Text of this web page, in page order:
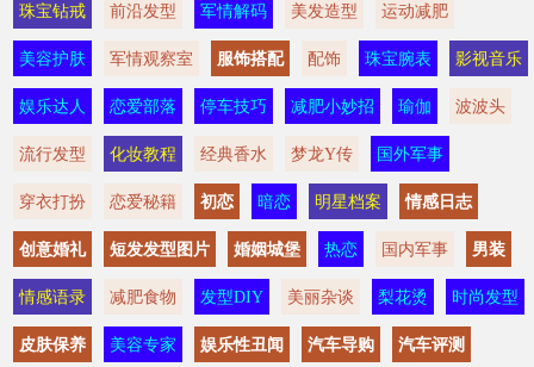
珠宝钻戒 前沿发型 军情解码 美发造型 运动减肥
美容护肤 军情观察室 服饰搭配 配饰 珠宝腕表 影视音乐
娱乐达人 恋爱部落 停车技巧 减肥小妙招 瑜伽 波波头
流行发型 化妆教程 经典香水 梦龙Y传 国外军事
穿衣打扮 恋爱秘籍 初恋 暗恋 明星档案 情感日志
创意婚礼 短发发型图片 婚姻城堡 热恋 国内军事 男装
情感语录 减肥食物 发型DIY 美丽杂谈 梨花烫 时尚发型
皮肤保养 美容专家 娱乐性丑闻 汽车导购 汽车评测